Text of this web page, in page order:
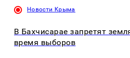
Новости Крыма
В Бахчисарае запретят
время выборов